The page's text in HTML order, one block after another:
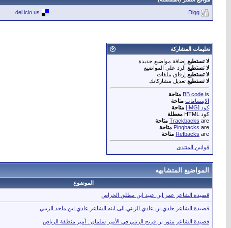
Digg
del.icio.us
تعليمات المشاركة
لا تستطيع إضافة مواضيع جديدة
لا تستطيع الرد على المواضيع
لا تستطيع إرفاق ملفات
لا تستطيع تعديل مشاركاتك
BB code is
متاحة
الابتسامات متاحة
كود [IMG]
متاحة
كود HTML
معطلة
Trackbacks are
متاحة
Pingbacks are
متاحة
Refbacks are متاحة
قوانين المنتدى
المواضيع المتشابهه
الموضوع
قصيدة الشاعر عمر ابن عبيد ابن مطلق الخراص
قصيدة الشاعر حادي بن عادي الزبني الى ابنه الشاعر عادي ابن ماجد الزبني
قصيدة الشاعر منور بن فريح الزبني في الأمير سلمان . أمير منطقة الرياض